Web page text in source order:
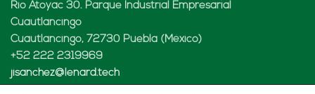
Rio Atoyac 30. Parque Industrial Empresarial
Cuautlancingo
Cuautlancingo, 72730 Puebla (México)
+52 222 2319969
jisanchez@lenard.tech